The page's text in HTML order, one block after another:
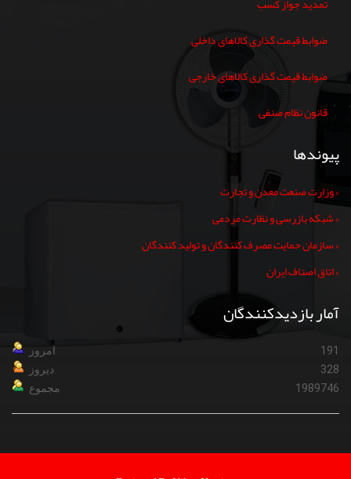
ضوابط قیمت گذاری کالاهای داخلی
ضوابط قیمت گذاری کالاهای خارجی
قانون نظام صنفی
پیوندها
» وزارت صنعت معدن و تجارت
» شبکه بازرسی و نظارت مردمی
» سازمان حمایت مصرف کنندگان و تولید کنندگان
» اتاق اصناف ایران
آمار بازدیدکنندگان
امروز
191
دیروز
328
مجموع
1989746